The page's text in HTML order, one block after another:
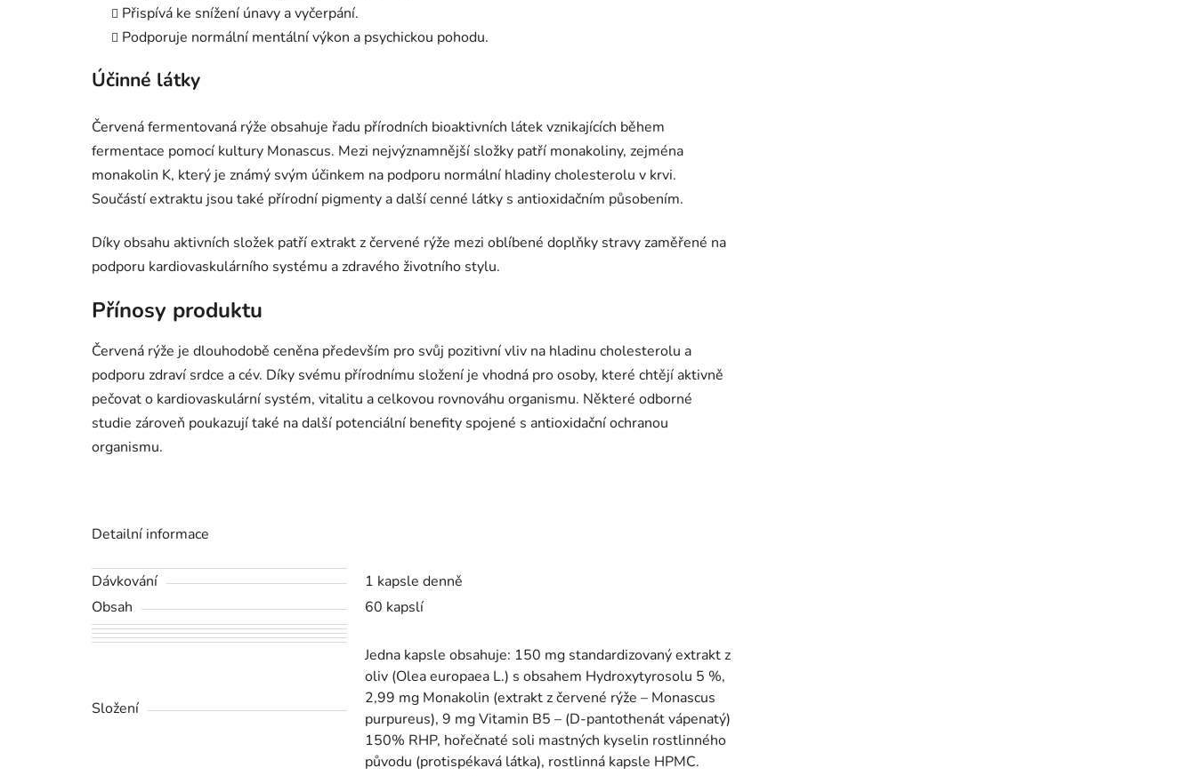
Přispívá ke snížení únavy a vyčerpání.
Podporuje normální mentální výkon a psychickou pohodu.
Účinné látky
Červená fermentovaná rýže obsahuje řadu přírodních bioaktivních látek vznikajících během
fermentace pomocí kultury Monascus. Mezi nejvýznamnější složky patří monakoliny, zejména
monakolin K, který je známý svým účinkem na podporu normální hladiny cholesterolu v krvi.
Součástí extraktu jsou také přírodní pigmenty a další cenné látky s antioxidačním působením.
Díky obsahu aktivních složek patří extrakt z červené rýže mezi oblíbené doplňky stravy zaměřené na
podporu kardiovaskulárního systému a zdravého životního stylu.
Přínosy produktu
Červená rýže je dlouhodobě ceněna především pro svůj pozitivní vliv na hladinu cholesterolu a
podporu zdraví srdce a cév. Díky svému přírodnímu složení je vhodná pro osoby, které chtějí aktivně
pečovat o kardiovaskulární systém, vitalitu a celkovou rovnováhu organismu. Některé odborné
studie zároveň poukazují také na další potenciální benefity spojené s antioxidační ochranou
organismu.
Detailní informace
Dávkování
1 kapsle denně
Obsah
60 kapslí
Složení
Jedna kapsle obsahuje: 150 mg standardizovaný extrakt z
oliv (Olea europaea L.) s obsahem Hydroxytyrosolu 5 %,
2,99 mg Monakolin (extrakt z červené rýže – Monascus
purpureus), 9 mg Vitamin B5 – (D-pantothenát vápenatý)
150% RHP, hořečnaté soli mastných kyselin rostlinného
původu (protispékavá látka), rostlinná kapsle HPMC.